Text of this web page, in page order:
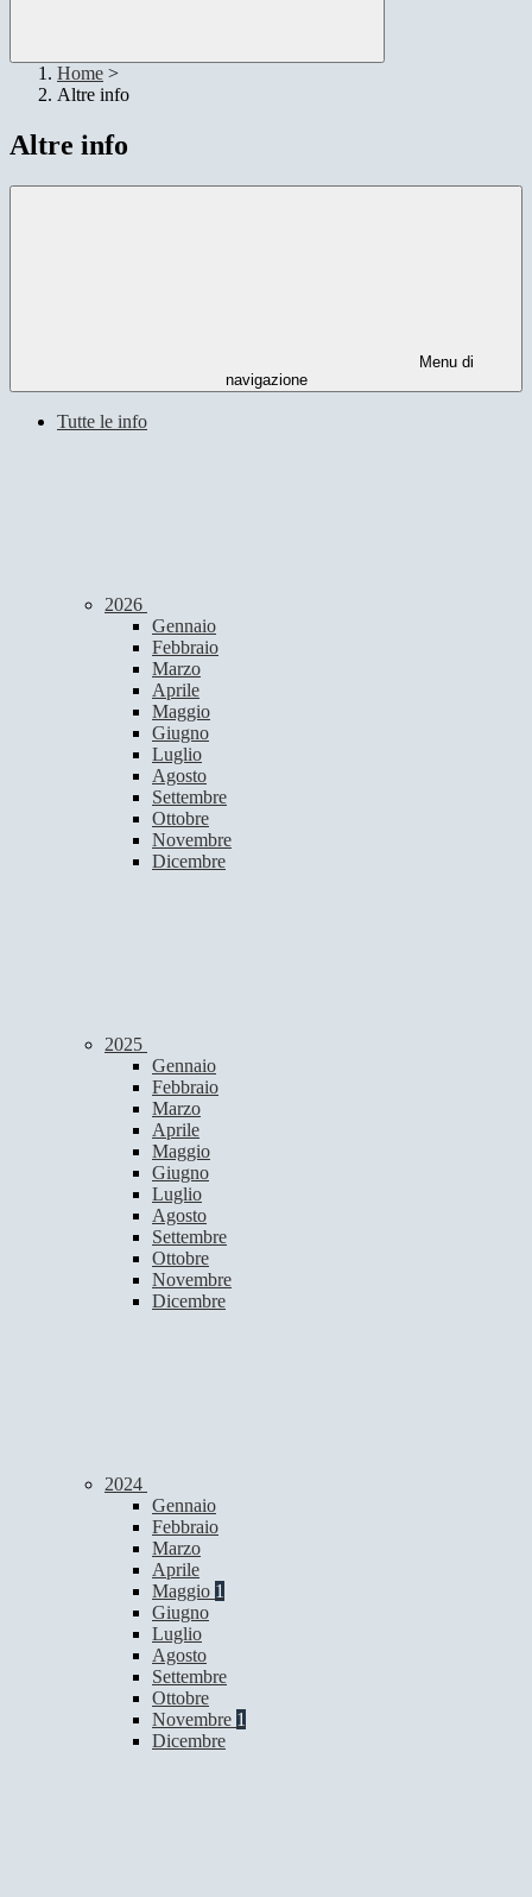
Home >
Altre info
Altre info
Menu di
navigazione
Tutte le info
2026
Gennaio
Febbraio
Marzo
Aprile
Maggio
Giugno
Luglio
Agosto
Settembre
Ottobre
Novembre
Dicembre
2025
Gennaio
Febbraio
Marzo
Aprile
Maggio
Giugno
Luglio
Agosto
Settembre
Ottobre
Novembre
Dicembre
2024
Gennaio
Febbraio
Marzo
Aprile
Maggio 1
Giugno
Luglio
Agosto
Settembre
Ottobre
Novembre 1
Dicembre